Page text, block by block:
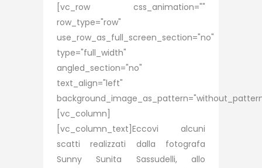
[vc_row css_animation=""
row_type="row"
use_row_as_full_screen_section="no"
type="full_width"
angled_section="no"
text_align="left"
[vc_column]
[vc_column_text]Eccovi alcuni
scatti realizzati dalla fotografa
Sunny Sunita Sassudelli, allo